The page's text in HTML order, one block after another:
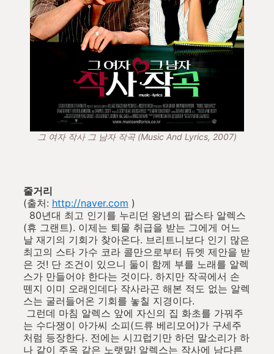
그 여자 작사 그 남자 작곡 (Music And Lyrics, 2007)
줄거리
(출처: http://naver.com )
80년대 최고 인기를 누리던 왕년의 팝스타 알렉스
(휴 그랜트). 이제는 퇴물 취급을 받는 그에게 어느
날 재기의 기회가 찾아온다. 브리트니보다 인기 많은
최고의 스타 가수 코라 콜만으로부터 듀엣 제안을 받
은 것! 단 조건이 있으니 둘이 함께 부를 노래를 알렉
스가 만들어야 한다는 것이다. 하지만 작곡에서 손
뗀지 이미 오래인데다 작사라곤 해본 적도 없는 알렉
스는 굴러들어온 기회를 놓칠 지경이다.
그런데 마침 알렉스 앞에 자신의 집 화초를 가꿔주
는 수다쟁이 아가씨 소피(드류 베리모어)가 구세주
처럼 등장한다. 전에는 시끄럽기만 하던 말소리가 하
나 같이 주옥 같은 노랫말! 알렉스는 작사에 남다른